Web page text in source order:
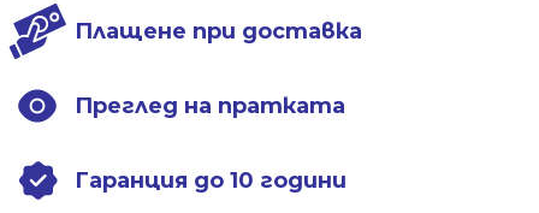
Плащене при доставка
Преглед на пратката
Гаранция до 10 години